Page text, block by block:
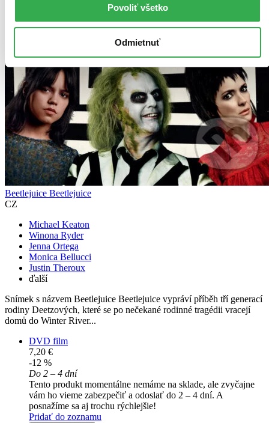
Povoliť všetko
Odmietnuť
Beetlejuice Beetlejuice
CZ
Michael Keaton
Winona Ryder
Jenna Ortega
Monica Bellucci
Justin Theroux
ďalší
Snímek s názvem Beetlejuice Beetlejuice vypráví příběh tří generací
rodiny Deetzových, které se po nečekané rodinné tragédii vracejí
domů do Winter River...
DVD film
7,20 €
-12 %
Do 2 – 4 dní
Tento produkt momentálne nemáme na sklade, ale zvyčajne
vám ho vieme zabezpečiť a odoslať do 2 – 4 dní. A
posnažíme sa aj trochu rýchlejšie!
Pridať do zoznamu